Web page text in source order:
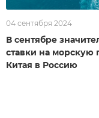
04 сентября 2024
В сентябре
ставки на морскую
Китая в Россию